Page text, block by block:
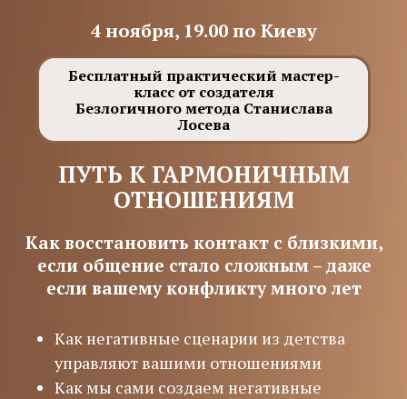
ПУТЬ К ГАРМОНИЧНЫМ
ОТНОШЕНИЯМ
Как негативные сценарии из детства
управляют вашими отношениями
Как мы сами создаем негативные
Как восстановить контакт с близкими,
если общение стало сложным – даже
если вашему конфликту много лет
4 ноября, 19.00 по Киеву
Бесплатный практический мастер-
класс от создателя
Безлогичного метода Станислава
Лосева